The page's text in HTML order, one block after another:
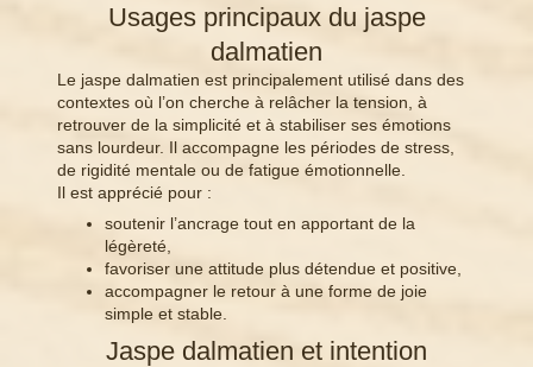
Usages principaux du jaspe
dalmatien
Le jaspe dalmatien est principalement utilisé dans des
contextes où l’on cherche à relâcher la tension, à
retrouver de la simplicité et à stabiliser ses émotions
sans lourdeur. Il accompagne les périodes de stress,
de rigidité mentale ou de fatigue émotionnelle.
Il est apprécié pour :
soutenir l’ancrage tout en apportant de la
légèreté,
favoriser une attitude plus détendue et positive,
accompagner le retour à une forme de joie
simple et stable.
Jaspe dalmatien et intention